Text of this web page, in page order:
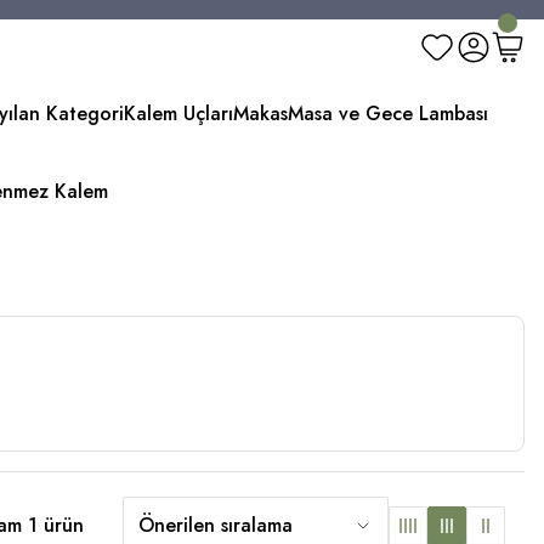
KategoriKalem UçlarıMakasMasa ve Gece Lambası
Kalem
1 ürün